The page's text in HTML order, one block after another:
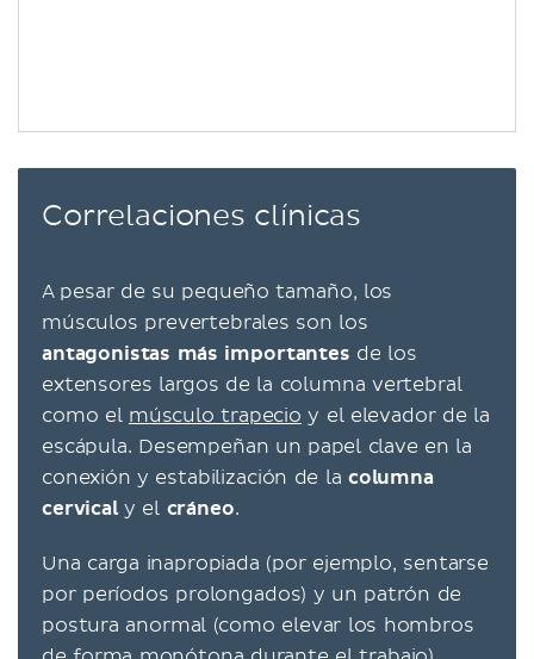
Correlaciones clínicas
A pesar de su pequeño tamaño, los
músculos prevertebrales son los
antagonistas más importantes de los
extensores largos de la columna vertebral
como el músculo trapecio y el elevador de la
escápula. Desempeñan un papel clave en la
conexión y estabilización de la columna
cervicaly el cráneo.
Una carga inapropiada (por ejemplo, sentarse
por períodos prolongados) y un patrón de
postura anormal (como elevar los hombros